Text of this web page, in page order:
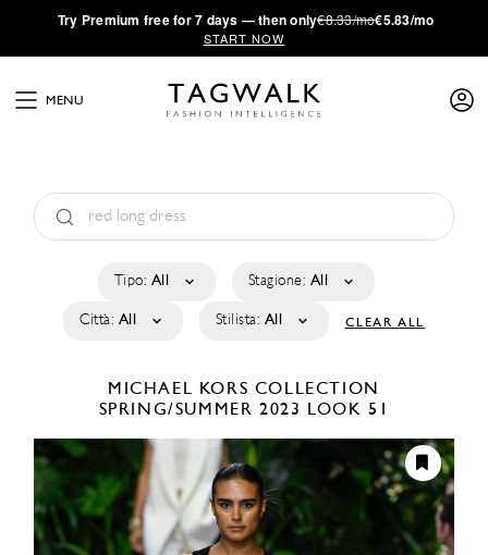
·Try Premium free for 7 days — then only€8.33/mo€5.83/mo
START NOW
MENU
Tipo: All Stagione: All
Città: All Stilista: All CLEAR ALL
MICHAEL KORS COLLECTION
SPRING/SUMMER 2023
LOOK 51